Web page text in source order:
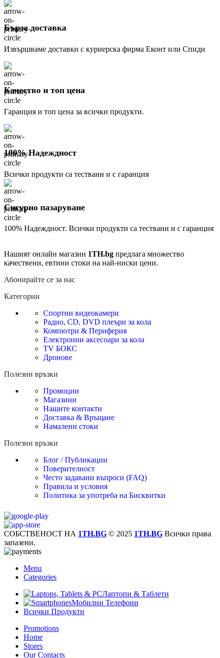
Бърза доставка
Извършваме доставки с куриерска фирма Еконт или Спиди
Качество и топ цена
Гаранция и топ цена за всички продукти.
100% Надеждност
Всички продукти са тествани и с гаранция
Сигурно пазаруване
100% Надеждност. Всички продукти са тествани и с гаранция
Нашият онлайн магазин 1TH.bg предлага множество
качествени, евтини стоки на най-ниски цени.
Абонирайте се за нас
Категории
Спортни видеокамери
Радио, CD, DVD плеъри за кола
Компютри & Периферия
Електронни аксесоари за кола
TV БОКС
Дронове
Полезни връзки
Промоции
Магазини
Нашите контакти
Доставка & Връщане
Намалени стоки
Полезни връзки
Блог / Публикации
Поверителност
Често задавани въпроси (FAQ)
Правила и условия
Политика за употреба на Бисквитки
СОБСТВЕНОСТ НА 1TH.BG © 2025 1TH.BG Всички права
запазени.
Menu
Categories
Лаптопи & Таблети
Мобилни Телефони
Всички Продукти
Promotions
Home
Stores
Our Contacts